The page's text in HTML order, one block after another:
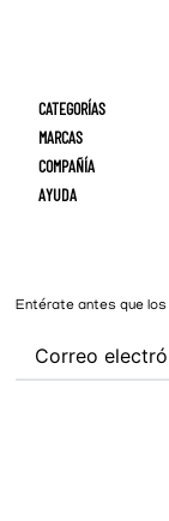
CATEGORÍAS
MARCAS
Adidas
Reebok
COMPAÑÍA
Quiénes Somos
AYUDA
Entérate antes que